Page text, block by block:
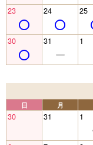
23 24 25
30 31 1
日 月
30 31 1